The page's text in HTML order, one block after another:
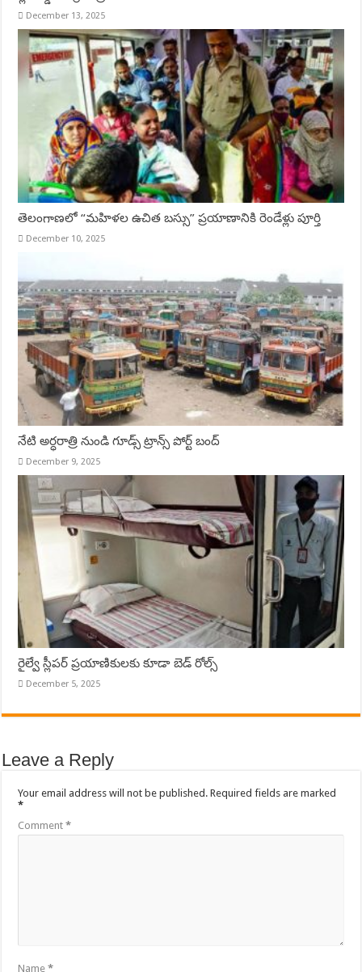
December 13, 2025
తెలంగాణలో “మహిళల ఉచిత బస్సు” ప్రయాణానికి రెండేళ్లు పూర్తి
December 10, 2025
నేటి అర్ధరాత్రి నుండి గూడ్స్ ట్రాన్స్ పోర్ట్ బంద్
December 9, 2025
రైల్వే స్లీపర్ ప్రయాణికులకు కూడా బెడ్ రోల్స్
December 5, 2025
Leave a Reply
Your email address will not be published. Required fields are marked
*
Comment*
Name*